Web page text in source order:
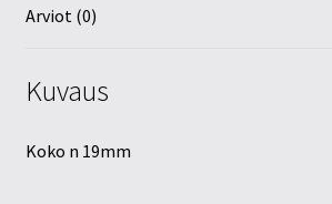
Arviot (0)
Kuvaus
Koko n 19mm